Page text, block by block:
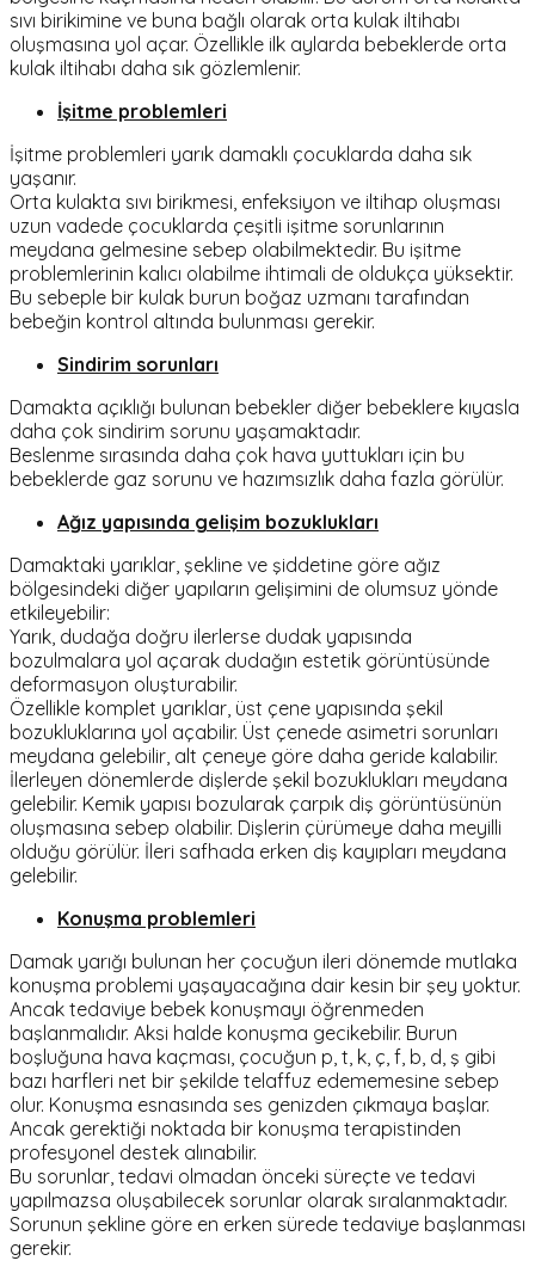
sıvı birikimine ve buna bağlı olarak orta kulak iltihabı
oluşmasına yol açar. Özellikle ilk aylarda bebeklerde orta
kulak iltihabı daha sık gözlemlenir.
İşitme problemleri
İşitme problemleri yarık damaklı çocuklarda daha sık
yaşanır.
Orta kulakta sıvı birikmesi, enfeksiyon ve iltihap oluşması
uzun vadede çocuklarda çeşitli işitme sorunlarının
meydana gelmesine sebep olabilmektedir. Bu işitme
problemlerinin kalıcı olabilme ihtimali de oldukça yüksektir.
Bu sebeple bir kulak burun boğaz uzmanı tarafından
bebeğin kontrol altında bulunması gerekir.
Sindirim sorunları
Damakta açıklığı bulunan bebekler diğer bebeklere kıyasla
daha çok sindirim sorunu yaşamaktadır.
Beslenme sırasında daha çok hava yuttukları için bu
bebeklerde gaz sorunu ve hazımsızlık daha fazla görülür.
Ağız yapısında gelişim bozuklukları
Damaktaki yarıklar, şekline ve şiddetine göre ağız
bölgesindeki diğer yapıların gelişimini de olumsuz yönde
etkileyebilir:
Yarık, dudağa doğru ilerlerse dudak yapısında
bozulmalara yol açarak dudağın estetik görüntüsünde
deformasyon oluşturabilir.
Özellikle komplet yarıklar, üst çene yapısında şekil
bozukluklarına yol açabilir. Üst çenede asimetri sorunları
meydana gelebilir, alt çeneye göre daha geride kalabilir.
İlerleyen dönemlerde dişlerde şekil bozuklukları meydana
gelebilir. Kemik yapısı bozularak çarpık diş görüntüsünün
oluşmasına sebep olabilir. Dişlerin çürümeye daha meyilli
olduğu görülür. İleri safhada erken diş kayıpları meydana
gelebilir.
Konuşma problemleri
Damak yarığı bulunan her çocuğun ileri dönemde mutlaka
konuşma problemi yaşayacağına dair kesin bir şey yoktur.
Ancak tedaviye bebek konuşmayı öğrenmeden
başlanmalıdır. Aksi halde konuşma gecikebilir. Burun
boşluğuna hava kaçması, çocuğun p, t, k, ç, f, b, d, ş gibi
bazı harfleri net bir şekilde telaffuz edememesine sebep
olur. Konuşma esnasında ses genizden çıkmaya başlar.
Ancak gerektiği noktada bir konuşma terapistinden
profesyonel destek alınabilir.
Bu sorunlar, tedavi olmadan önceki süreçte ve tedavi
yapılmazsa oluşabilecek sorunlar olarak sıralanmaktadır.
Sorunun şekline göre en erken sürede tedaviye başlanması
gerekir.